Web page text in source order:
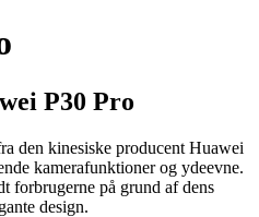
P30 Pro
den kinesiske producent Huawei
kamerafunktioner og ydeevne.
forbrugerne på grund af dens
design.